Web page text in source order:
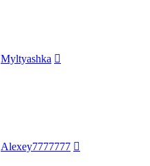
Myltyashka
Alexey7777777